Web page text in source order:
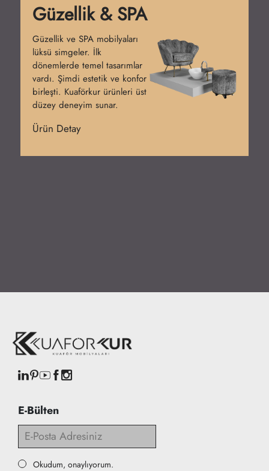
Güzellik & SPA
Güzellik ve SPA mobilyaları
lüksü simgeler. İlk
dönemlerde temel tasarımlar
vardı. Şimdi estetik ve konfor
birleşti. Kuaförkur ürünleri üst
düzey deneyim sunar.
Ürün Detay
E-Bülten
Okudum, onaylıyorum.